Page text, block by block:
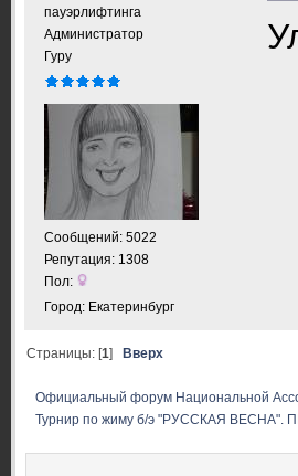
пауэрлифтинга
Администратор
Гуру
Сообщений: 5022
Репутация: 1308
Пол:
Город: Екатеринбург
Страницы: [1] Вверх
Официальный форум Национальной
Турнир по жиму б/э "РУССКАЯ ВЕСНА".